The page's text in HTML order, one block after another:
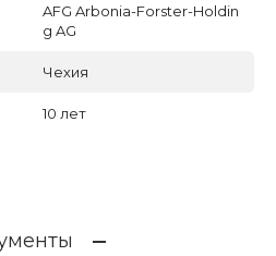
AFG Arbonia-Forster-Holdin
g AG
Чехия
10 лет